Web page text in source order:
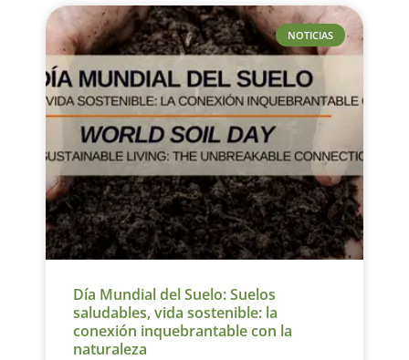
NOTICIAS
Día Mundial del Suelo: Suelos
saludables, vida sostenible: la
conexión inquebrantable con la
naturaleza